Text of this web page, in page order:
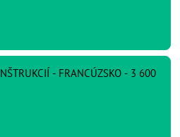
- FRANCÚZSKO - 3 600